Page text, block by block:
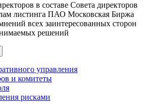
в составе Совета директоров
листинга ПАО Московская Биржа
всех заинтересованных сторон
решений
управления
и комитеты
рисками